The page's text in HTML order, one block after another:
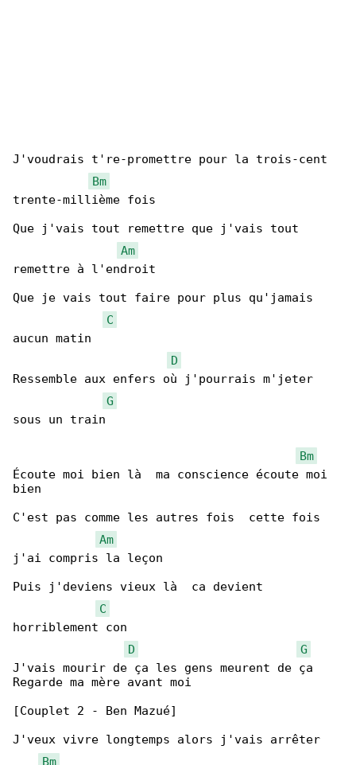
J'voudrais t're-promettre pour la trois-cent
Bm
trente-millième fois
Que j'vais tout remettre que j'vais tout
Am
remettre à l'endroit
Que je vais tout faire pour plus qu'jamais
C
aucun matin
D
Ressemble aux enfers où j'pourrais m'jeter
G
sous un train
Bm
Écoute moi bien là  ma conscience écoute moi
bien
C'est pas comme les autres fois  cette fois
Am
j'ai compris la leçon
Puis j'deviens vieux là  ca devient
C
horriblement con
D
G
J'vais mourir de ça les gens meurent de ça
Regarde ma mère avant moi
[Couplet 2 - Ben Mazué]
J'veux vivre longtemps alors j'vais arrêter
Bm